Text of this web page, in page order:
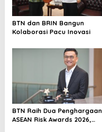
BTN dan BRIN Bangun
Kolaborasi Pacu Inovasi
BTN Raih Dua Penghargaan
ASEAN Risk Awards 2026,